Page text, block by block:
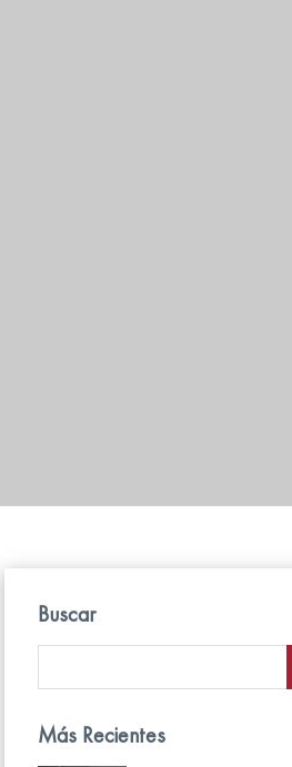
Buscar
Más Recientes